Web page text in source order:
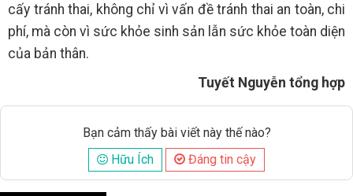
cấy tránh thai, không chỉ vì vấn đề tránh thai an toàn, chi
phí, mà còn vì sức khỏe sinh sản lẫn sức khỏe toàn diện
của bản thân.
Tuyết Nguyễn tổng hợp
Bạn cảm thấy bài viết này thế nào?
Hữu Ích
Đáng tin cậy